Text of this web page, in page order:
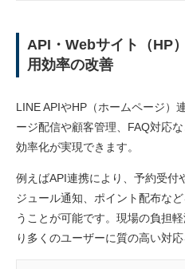
API・Webサイト（HP
用効率の改善
LINE APIやHP（ホームページ）
ージ配信や顧客管理、FAQ対応
効率化が実現できます。
例えばAPI連携により、予約受付
ジュール通知、ポイント配布な
うことが可能です。現場の負担
り多くのユーザーに質の高い対応